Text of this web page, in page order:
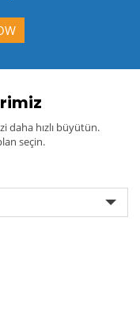
daha hızlı büyütün.
seçin.